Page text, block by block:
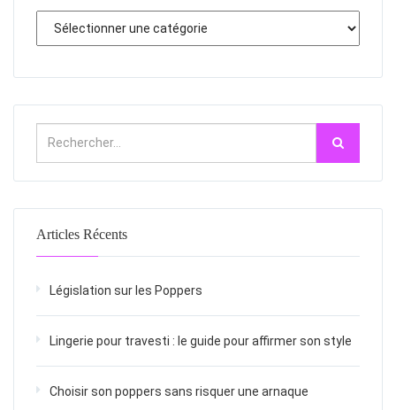
Articles Récents
Législation sur les Poppers
Lingerie pour travesti : le guide pour affirmer son style
Choisir son poppers sans risquer une arnaque